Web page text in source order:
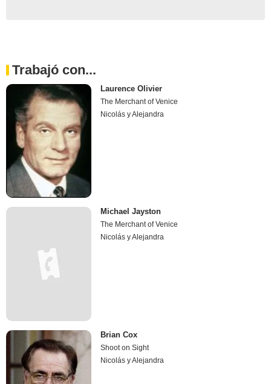
Trabajó con...
Laurence Olivier
The Merchant of Venice
Nicolás y Alejandra
Michael Jayston
The Merchant of Venice
Nicolás y Alejandra
Brian Cox
Shoot on Sight
Nicolás y Alejandra